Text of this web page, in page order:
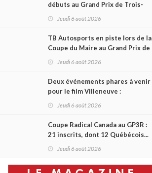
débuts au Grand Prix de Trois-
Rivières avec un format inspiré
Jeudi 6 août 2026
TB Autosports en piste lors de la
Coupe du Maire au Grand Prix de
Trois-Rivières
Jeudi 6 août 2026
Deux événements phares à venir
pour le film Villeneuve :
L'ascension d'une légende (+
Jeudi 6 août 2026
Coupe Radical Canada au GP3R :
21 inscrits, dont 12 Québécois...
et un premier gain d'Antoine
Jeudi 6 août 2026